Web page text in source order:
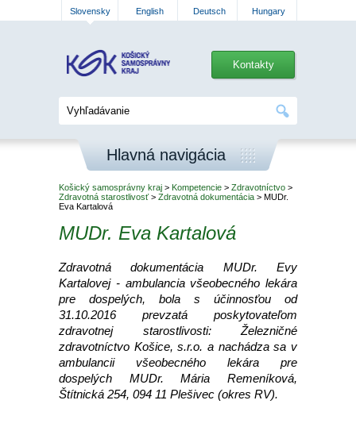
Slovensky English Deutsch Hungary
Kontakty
Hlavná navigácia
Košický samosprávny kraj > Kompetencie > Zdravotníctvo >
Zdravotná starostlivosť> Zdravotná dokumentácia > MUDr.
Eva Kartalová
MUDr. Eva Kartalová
Zdravotná dokumentácia MUDr. Evy
Kartalovej - ambulancia všeobecného lekára
pre dospelých, bola s účinnosťou od
31.10.2016 prevzatá poskytovateľom
zdravotnej starostlivosti: Železničné
zdravotníctvo Košice, s.r.o. a nachádza sa v
ambulancii všeobecného lekára pre
dospelých MUDr. Mária Remeníková,
Štítnická 254, 094 11 Plešivec (okres RV).